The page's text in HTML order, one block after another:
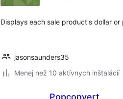
Displays each sale product's dollar
jasonsaunders35
Menej než 10 aktívnych inštalácií
Popconvert